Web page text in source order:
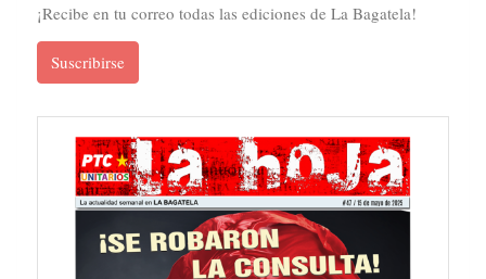
¡Recibe en tu correo todas las ediciones de La Bagatela!
Suscribirse